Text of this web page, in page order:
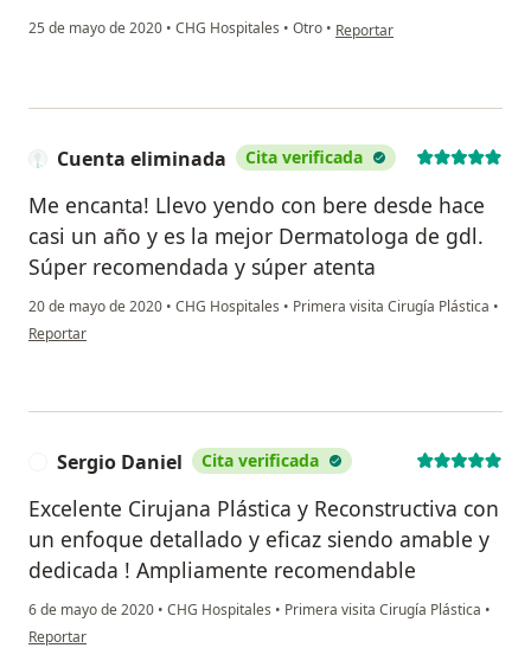
25 de mayo de 2020 • CHG Hospitales • Otro • en opinión del usuario Alexia
Reportar
Cuenta eliminada Cita verificada
Me encanta! Llevo yendo con bere desde hace
casi un año y es la mejor Dermatologa de gdl.
Súper recomendada y súper atenta
20 de mayo de 2020 • CHG Hospitales • Primera visita Cirugía Plástica •
en opinión del usuario Cuenta eliminada
Reportar
Sergio Daniel Cita verificada
Excelente Cirujana Plástica y Reconstructiva con
un enfoque detallado y eficaz siendo amable y
dedicada ! Ampliamente recomendable
6 de mayo de 2020 • CHG Hospitales • Primera visita Cirugía Plástica •
en opinión del usuario Sergio Daniel
Reportar